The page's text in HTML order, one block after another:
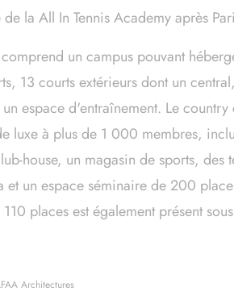
la All In Tennis Academy après
un campus pouvant
13 courts extérieurs dont un
espace d'entraînement. Le
luxe à plus de 1 000 membres,
house, un magasin de sports, des
et un espace séminaire de 200
places est également présent
Architectures